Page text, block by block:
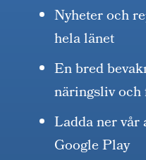
Nyheter och
hela länet
En bred
näringsliv
Ladda ner
Google Play